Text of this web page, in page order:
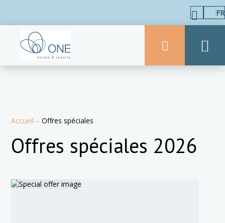
FR
Accueil –Offres spéciales
Offres spéciales 2026